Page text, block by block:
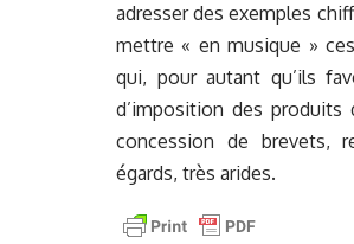
adresser des exemples
mettre « en musique »
qui, pour autant qu’ils
d’imposition des produits
concession de brevets,
égards, très arides.